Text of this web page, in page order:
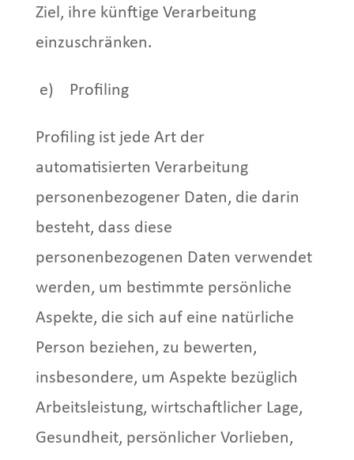
Ziel, ihre künftige Verarbeitung
einzuschränken.
e) Profiling
Profiling ist jede Art der
automatisierten Verarbeitung
personenbezogener Daten, die darin
besteht, dass diese
personenbezogenen Daten verwendet
werden, um bestimmte persönliche
Aspekte, die sich auf eine natürliche
Person beziehen, zu bewerten,
insbesondere, um Aspekte bezüglich
Arbeitsleistung, wirtschaftlicher Lage,
Gesundheit, persönlicher Vorlieben,